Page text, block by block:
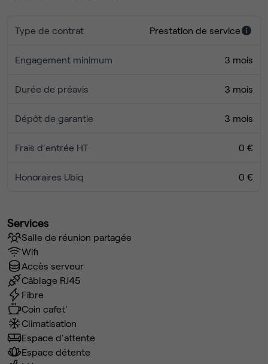
Type de contrat Prestation de service
Engagement minimum 3 mois
Durée de préavis 3 mois
Dépôt de garantie 3 mois
Frais d'entrée HT 0 €
Honoraires Ubiq 0 €
Services
Salle de réunion partagée
Wifi
Accès serveur
Câblage RJ45
Fibre
Coin cafet'
Climatisation
Espace d'attente
Espace détente